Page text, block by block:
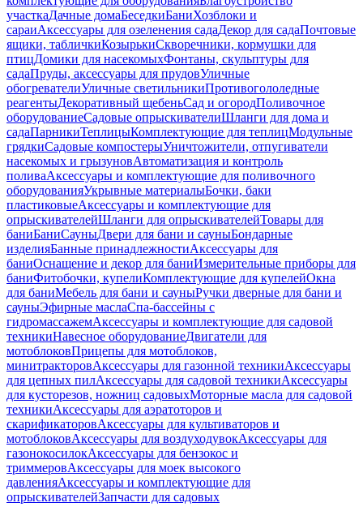
участкаДачные домаБеседкиБаниХозблоки и
сараиАксессуары для озеленения садаДекор для садаПочтовые
ящики, табличкиКозырькиСкворечники, кормушки для
птицДомики для насекомыхФонтаны, скульптуры для
садаПруды, аксессуары для прудовУличные
обогревателиУличные светильникиПротивогололедные
реагентыДекоративный щебеньСад и огородПоливочное
оборудованиеСадовые опрыскивателиШланги для дома и
садаПарникиТеплицыКомплектующие для теплицМодульные
грядкиСадовые компостерыУничтожители, отпугиватели
насекомых и грызуновАвтоматизация и контроль
поливаАксессуары и комплектующие для поливочного
оборудованияУкрывные материалыБочки, баки
пластиковыеАксессуары и комплектующие для
опрыскивателейШланги для опрыскивателейТовары для
баниБаниСауныДвери для бани и сауныБондарные
изделияБанные принадлежностиАксессуары для
баниОснащение и декор для баниИзмерительные приборы для
баниФитобочки, купелиКомплектующие для купелейОкна
для баниМебель для бани и сауныРучки дверные для бани и
сауныЭфирные маслаСпа-бассейны с
гидромассажемАксессуары и комплектующие для садовой
техникиНавесное оборудованиеДвигатели для
мотоблоковПрицепы для мотоблоков,
минитракторовАксессуары для газонной техникиАксессуары
для цепных пилАксессуары для садовой техникиАксессуары
для кусторезов, ножниц садовыхМоторные масла для садовой
техникиАксессуары для аэратоторов и
скарификаторовАксессуары для культиваторов и
мотоблоковАксессуары для воздуходувокАксессуары для
газонокосилокАксессуары для бензокос и
триммеровАксессуары для моек высокого
давленияАксессуары и комплектующие для
опрыскивателейЗапчасти для садовых